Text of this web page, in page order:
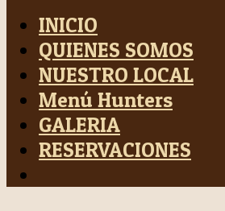
INICIO
QUIENES SOMOS
NUESTRO LOCAL
Menú Hunters
GALERIA
RESERVACIONES